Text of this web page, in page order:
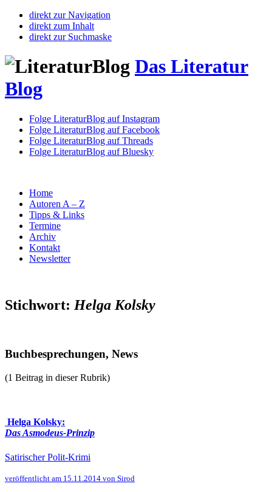
direkt zur Navigation
direkt zum Inhalt
direkt zur Suchmaske
Das Literatur
Blog
Folge LiteraturBlog auf Instagram
Folge LiteraturBlog auf Facebook
Folge LiteraturBlog auf Threads
Folge LiteraturBlog auf Bluesky
Home
Autoren A – Z
Tipps & Links
Termine
Archiv
Kontakt
Newsletter
Stichwort: Helga Kolsky
Buchbesprechungen, News
(1 Beitrag in dieser Rubrik)
Helga Kolsky:
Das Asmodeus-Prinzip
Satirischer Polit-Krimi
veröffentlicht am 15.11.2014 von Sirod